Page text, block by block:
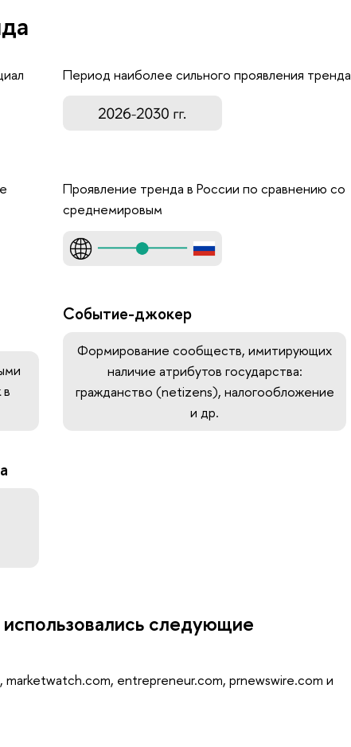
Период наиболее сильного проявления тренда
Проявление тренда в России по сравнению со
среднемировым
Событие-джокер
Формирование сообществ, имитирующих
наличие атрибутов государства:
гражданство (netizens), налогообложение
и др.
следующие
entrepreneur.com, prnewswire.com и